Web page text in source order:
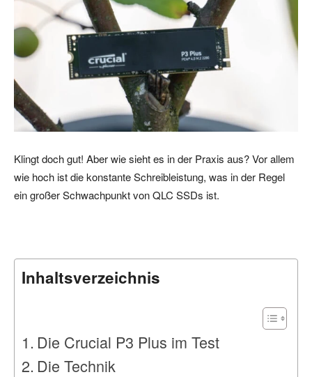
Klingt doch gut! Aber wie sieht es in der Praxis aus? Vor allem
wie hoch ist die konstante Schreibleistung, was in der Regel
ein großer Schwachpunkt von QLC SSDs ist.
Inhaltsverzeichnis
Die Crucial P3 Plus im Test
Die Technik